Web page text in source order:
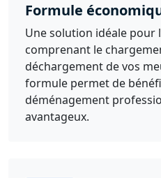
Formule
Une solution idéale pour
comprenant le
déchargement de vos
formule permet de
déménagement
avantageux.